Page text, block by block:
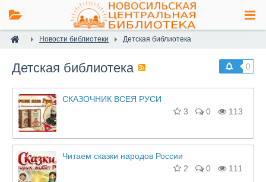
Новости библиотеки Детская библиотека
0
Детская библиотека
СКАЗОЧНИК ВСЕЯ РУСИ
3
0 113
Читаем сказки народов России
2
0 111